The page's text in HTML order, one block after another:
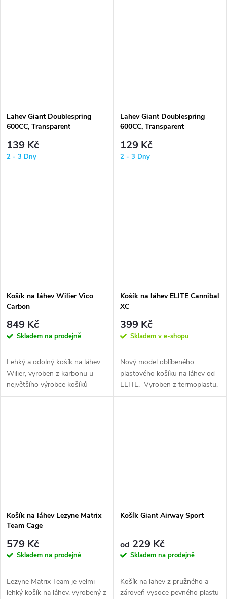
Lahev Giant Doublespring
600CC, Transparent
139 Kč
2 - 3 Dny
Lahev Giant Doublespring
600CC, Transparent
129 Kč
2 - 3 Dny
Košík na láhev Wilier Vico
Carbon
849 Kč
Skladem na prodejně
Lehký a odolný košík na láhev
Wilier, vyroben z karbonu u
největšího výrobce košíků
ELITE. Nová konstrukce...
Košík na láhev ELITE Cannibal
XC
399 Kč
Skladem v e-shopu
Nový model oblíbeného
plastového košíku na láhev od
ELITE. Vyroben z termoplastu,
vhodný i pro menší rámy nebo...
Košík na láhev Lezyne Matrix
Team Cage
579 Kč
Skladem na prodejně
Lezyne Matrix Team je velmi
lehký košík na láhev, vyrobený z
Košík Giant Airway Sport
od 229 Kč
Skladem na prodejně
Košík na lahev z pružného a
zároveň vysoce pevného plastu